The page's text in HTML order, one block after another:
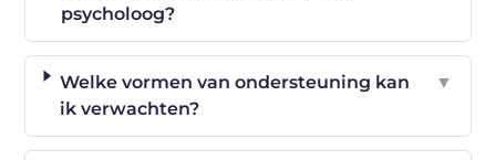
psycholoog?
Welke vormen van ondersteuning kan
ik verwachten?
▼